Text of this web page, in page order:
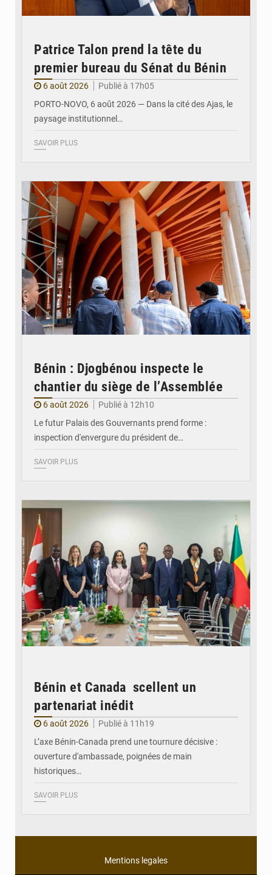
Patrice Talon prend la tête du
premier bureau du Sénat du Bénin
6 août 2026
Publié à 17h05
PORTO-NOVO, 6 août 2026 — Dans la cité des Ajas, le
paysage institutionnel…
SAVOIR PLUS
Bénin : Djogbénou inspecte le
chantier du siège de l’Assemblée
6 août 2026
Publié à 12h10
Le futur Palais des Gouvernants prend forme :
inspection d'envergure du président de…
SAVOIR PLUS
Bénin et Canada scellent un
partenariat inédit
6 août 2026
Publié à 11h19
L’axe Bénin-Canada prend une tournure décisive :
ouverture d'ambassade, poignées de main
historiques…
SAVOIR PLUS
Mentions legales